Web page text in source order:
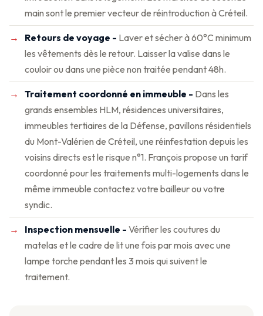
main sont le premier vecteur de réintroduction à Créteil.
Retours de voyage - Laver et sécher à 60°C minimum
les vêtements dès le retour. Laisser la valise dans le
couloir ou dans une pièce non traitée pendant 48h.
Traitement coordonné en immeuble - Dans les
grands ensembles HLM, résidences universitaires,
immeubles tertiaires de la Défense, pavillons résidentiels
du Mont-Valérien de Créteil, une réinfestation depuis les
voisins directs est le risque n°1. François propose un tarif
coordonné pour les traitements multi-logements dans le
même immeuble contactez votre bailleur ou votre
syndic.
Inspection mensuelle - Vérifier les coutures du
matelas et le cadre de lit une fois par mois avec une
lampe torche pendant les 3 mois qui suivent le
traitement.